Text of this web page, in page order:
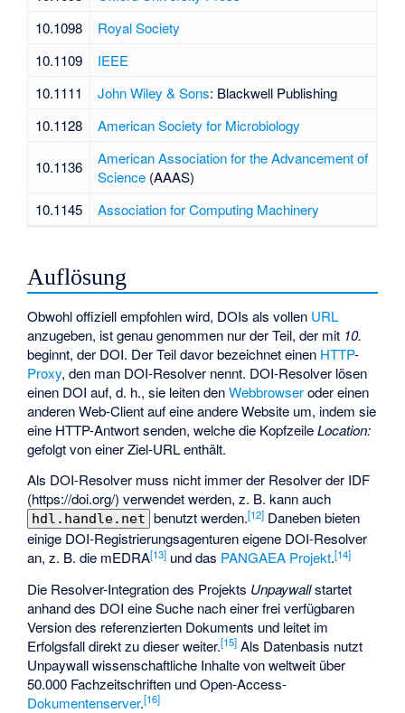
10.1098
Royal Society
10.1109
IEEE
10.1111
John Wiley & Sons: Blackwell Publishing
10.1128
American Society for Microbiology
10.1136
American Association for the Advancement of
Science(AAAS)
10.1145
Association for Computing Machinery
Auflösung
Obwohl offiziell empfohlen wird, DOIs als vollen URL
anzugeben, ist genau genommen nur der Teil, der mit 10.
beginnt, der DOI. Der Teil davor bezeichnet einen HTTP-
Proxy, den man DOI-Resolver nennt. DOI-Resolver lösen
einen DOI auf, d. h., sie leiten denWebbrowseroder einen
anderen Web-Client auf eine andere Website um, indem sie
eine HTTP-Antwort senden, welche die KopfzeileLocation:
gefolgt von einer Ziel-URL enthält.
Als DOI-Resolver muss nicht immer der Resolver der IDF
(https://doi.org/) verwendet werden, z. B. kann auch
hdl.handle.net benutzt werden.[12] Daneben bieten
einige DOI-Registrierungsagenturen eigene DOI-Resolver
an, z. B. die mEDRA[13] und das PANGAEA Projekt.[14]
Die Resolver-Integration des Projekts Unpaywallstartet
anhand des DOI eine Suche nach einer frei verfügbaren
Version des referenzierten Dokuments und leitet im
Erfolgsfall direkt zu dieser weiter.[15] Als Datenbasis nutzt
Unpaywall wissenschaftliche Inhalte von weltweit über
50.000 Fachzeitschriften und Open-Access-
Dokumentenserver.[16]